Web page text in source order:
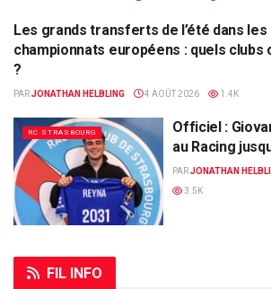
ALSA'SPORTS
Les grands transferts de l’été dans les
championnats européens : quels clubs
?
PARJONATHAN HELBLING 4 AOÛT 2026 1.4K
RC STRASBOURG
Officiel :
au Racing
PARJONATHAN
3.5K
FIL INFO